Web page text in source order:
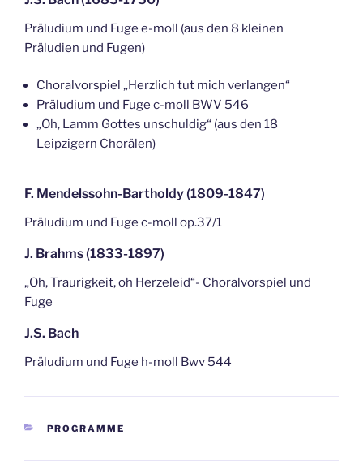
Präludium und Fuge e-moll (aus den 8 kleinen
Präludien und Fugen)
Choralvorspiel „Herzlich tut mich verlangen“
Präludium und Fuge c-moll BWV 546
„Oh, Lamm Gottes unschuldig“ (aus den 18
Leipzigern Chorälen)
F. Mendelssohn-Bartholdy (1809-1847)
Präludium und Fuge c-moll op.37/1
J. Brahms (1833-1897)
„Oh, Traurigkeit, oh Herzeleid“- Choralvorspiel und
Fuge
J.S. Bach
Präludium und Fuge h-moll Bwv 544
KATEGORIEN
PROGRAMME